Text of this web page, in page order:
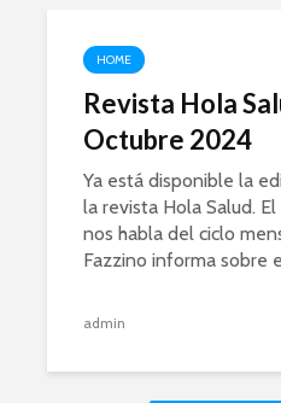
HOME
Revista Hola
Octubre 2024
Ya está disponible la
la revista Hola Salud.
nos habla del ciclo
Fazzino informa sobre
admin